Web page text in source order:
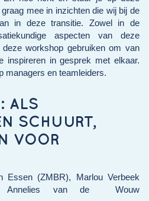
mee in inzichten die wij bij de
in deze transitie. Zowel in de
aspecten van deze
workshop gebruiken om van
inspireren in gesprek met elkaar.
managers en teamleiders.
ALS
SCHUURT,
VOOR
Essen (ZMBR), Marlou Verbeek
Annelies van de
Wouw